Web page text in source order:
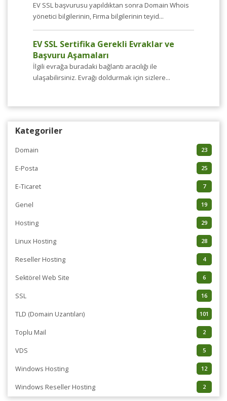
EV SSL başvurusu yapıldıktan sonra Domain Whois
yönetici bilgilerinin, Firma bilgilerinin teyid...
EV SSL Sertifika Gerekli Evraklar ve
Başvuru Aşamaları
İlgili evrağa buradaki bağlantı aracılığı ile
ulaşabilirsiniz. Evrağı doldurmak için sizlere...
Kategoriler
23
Domain
25
E-Posta
7
E-Ticaret
19
Genel
29
Hosting
28
Linux Hosting
4
Reseller Hosting
6
Sektörel Web Site
16
SSL
101
TLD (Domain Uzantıları)
2
Toplu Mail
5
VDS
12
Windows Hosting
2
Windows Reseller Hosting